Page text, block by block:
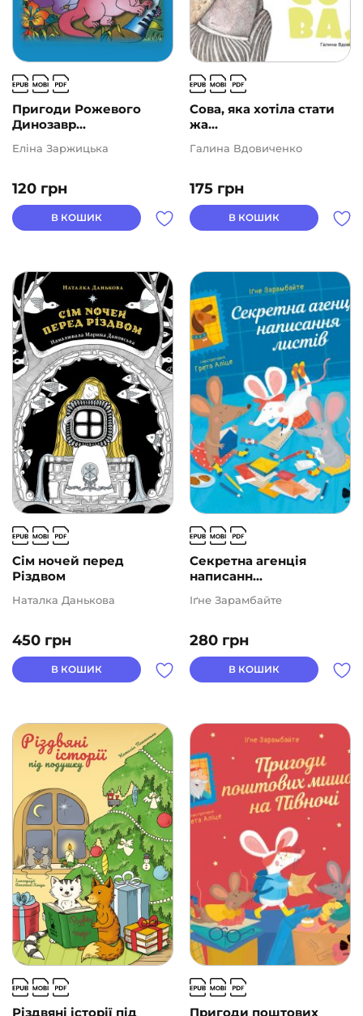
Пригоди Рожевого
Динозавр...
120 грн
Еліна Заржицька
В КОШИК
Сова, яка хотіла стати
жа...
175 грн
Галина Вдовиченко
В КОШИК
Сім ночей перед
Різдвом
450 грн
Наталка Данькова
В КОШИК
Секретна агенція
написанн...
280 грн
Іґне Зарамбайте
В КОШИК
Різдвяні історії під
Пригоди поштових